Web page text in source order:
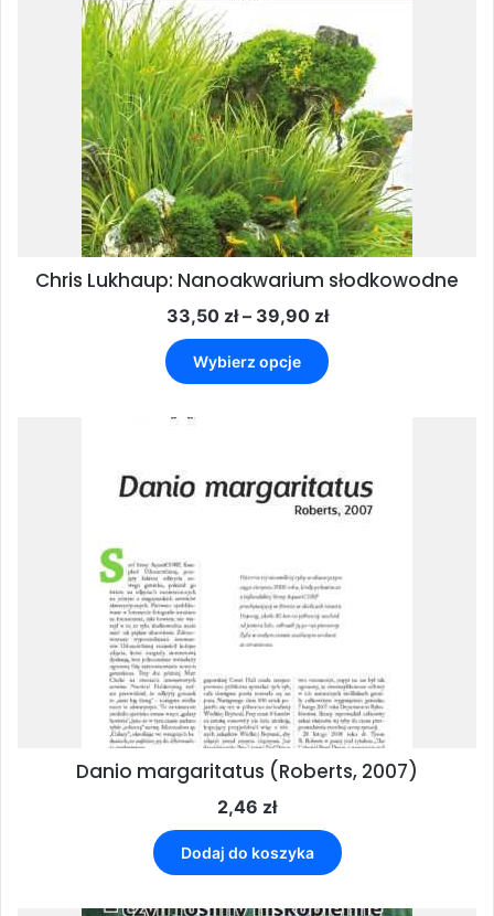
Chris Lukhaup: Nanoakwarium słodkowodne
33,50 zł – 39,90 złZakres
od
Wybierz opcje
produkt
można
wybrać
produktu
Danio margaritatus (Roberts, 2007)
2,46 zł
Dodaj do koszyka